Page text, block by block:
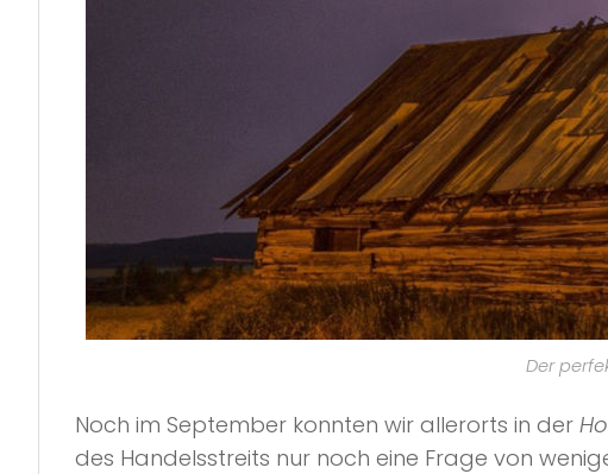
Der
Noch im September konnten wir allerorts in der
des Handelsstreits nur noch eine Frage von